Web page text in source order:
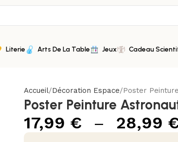
Literie Arts De La Table Jeux Cadeau
Accueil Décoration Espace Poster
Poster Peinture
17,99 € – 28,99